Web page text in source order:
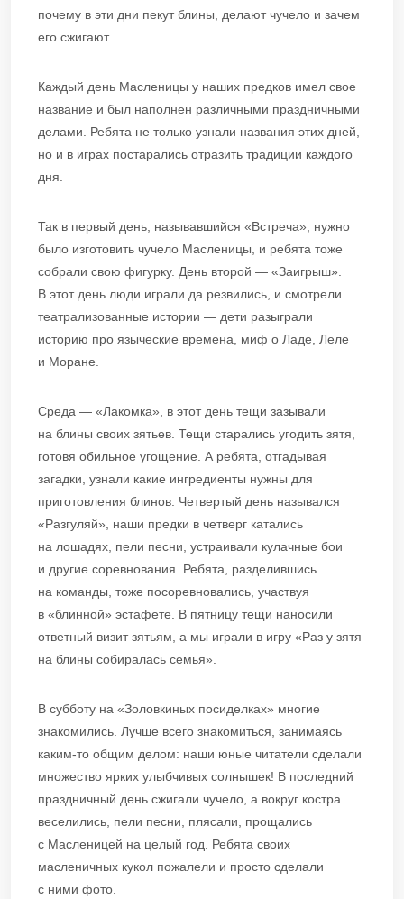
почему в эти дни пекут блины, делают чучело и зачем
его сжигают.
Каждый день Масленицы у наших предков имел свое
название и был наполнен различными праздничными
делами. Ребята не только узнали названия этих дней,
но и в играх постарались отразить традиции каждого
дня.
Так в первый день, называвшийся «Встреча», нужно
было изготовить чучело Масленицы, и ребята тоже
собрали свою фигурку. День второй — «Заигрыш».
В этот день люди играли да резвились, и смотрели
театрализованные истории — дети разыграли
историю про языческие времена, миф о Ладе, Леле
и Моране.
Среда — «Лакомка», в этот день тещи зазывали
на блины своих зятьев. Тещи старались угодить зятя,
готовя обильное угощение. А ребята, отгадывая
загадки, узнали какие ингредиенты нужны для
приготовления блинов. Четвертый день назывался
«Разгуляй», наши предки в четверг катались
на лошадях, пели песни, устраивали кулачные бои
и другие соревнования. Ребята, разделившись
на команды, тоже посоревновались, участвуя
в «блинной» эстафете. В пятницу тещи наносили
ответный визит зятьям, а мы играли в игру «Раз у зятя
на блины собиралась семья».
В субботу на «Золовкиных посиделках» многие
знакомились. Лучше всего знакомиться, занимаясь
каким-то общим делом: наши юные читатели сделали
множество ярких улыбчивых солнышек! В последний
праздничный день сжигали чучело, а вокруг костра
веселились, пели песни, плясали, прощались
с Масленицей на целый год. Ребята своих
масленичных кукол пожалели и просто сделали
с ними фото.